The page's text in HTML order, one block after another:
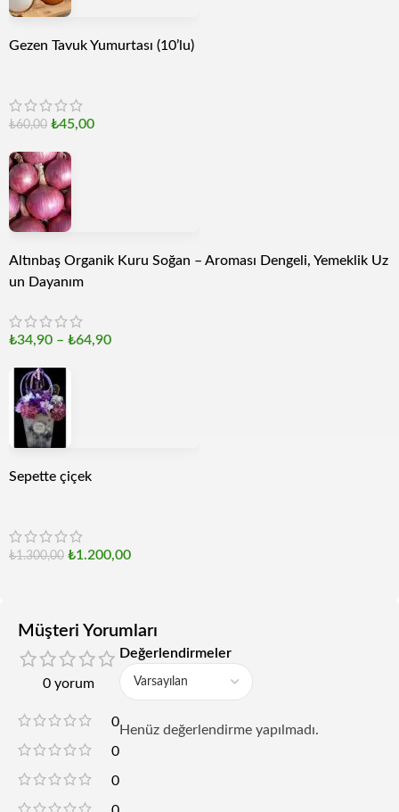
Gezen Tavuk Yumurtası (10’lu)
₺60,00 ₺45,00
Altınbaş Organik Kuru Soğan – Aroması Dengeli, Yemeklik Uz
un Dayanım
₺34,90 – ₺64,90
Sepette çiçek
₺1.300,00 ₺1.200,00
Müşteri Yorumları
0 yorum
0
0
0
Değerlendirmeler
Henüz değerlendirme yapılmadı.